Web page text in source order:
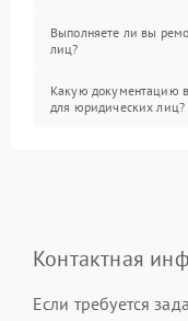
Выполняете ли вы
лиц?
Какую документацию
для юридических лиц?
Контактная
Если требуется